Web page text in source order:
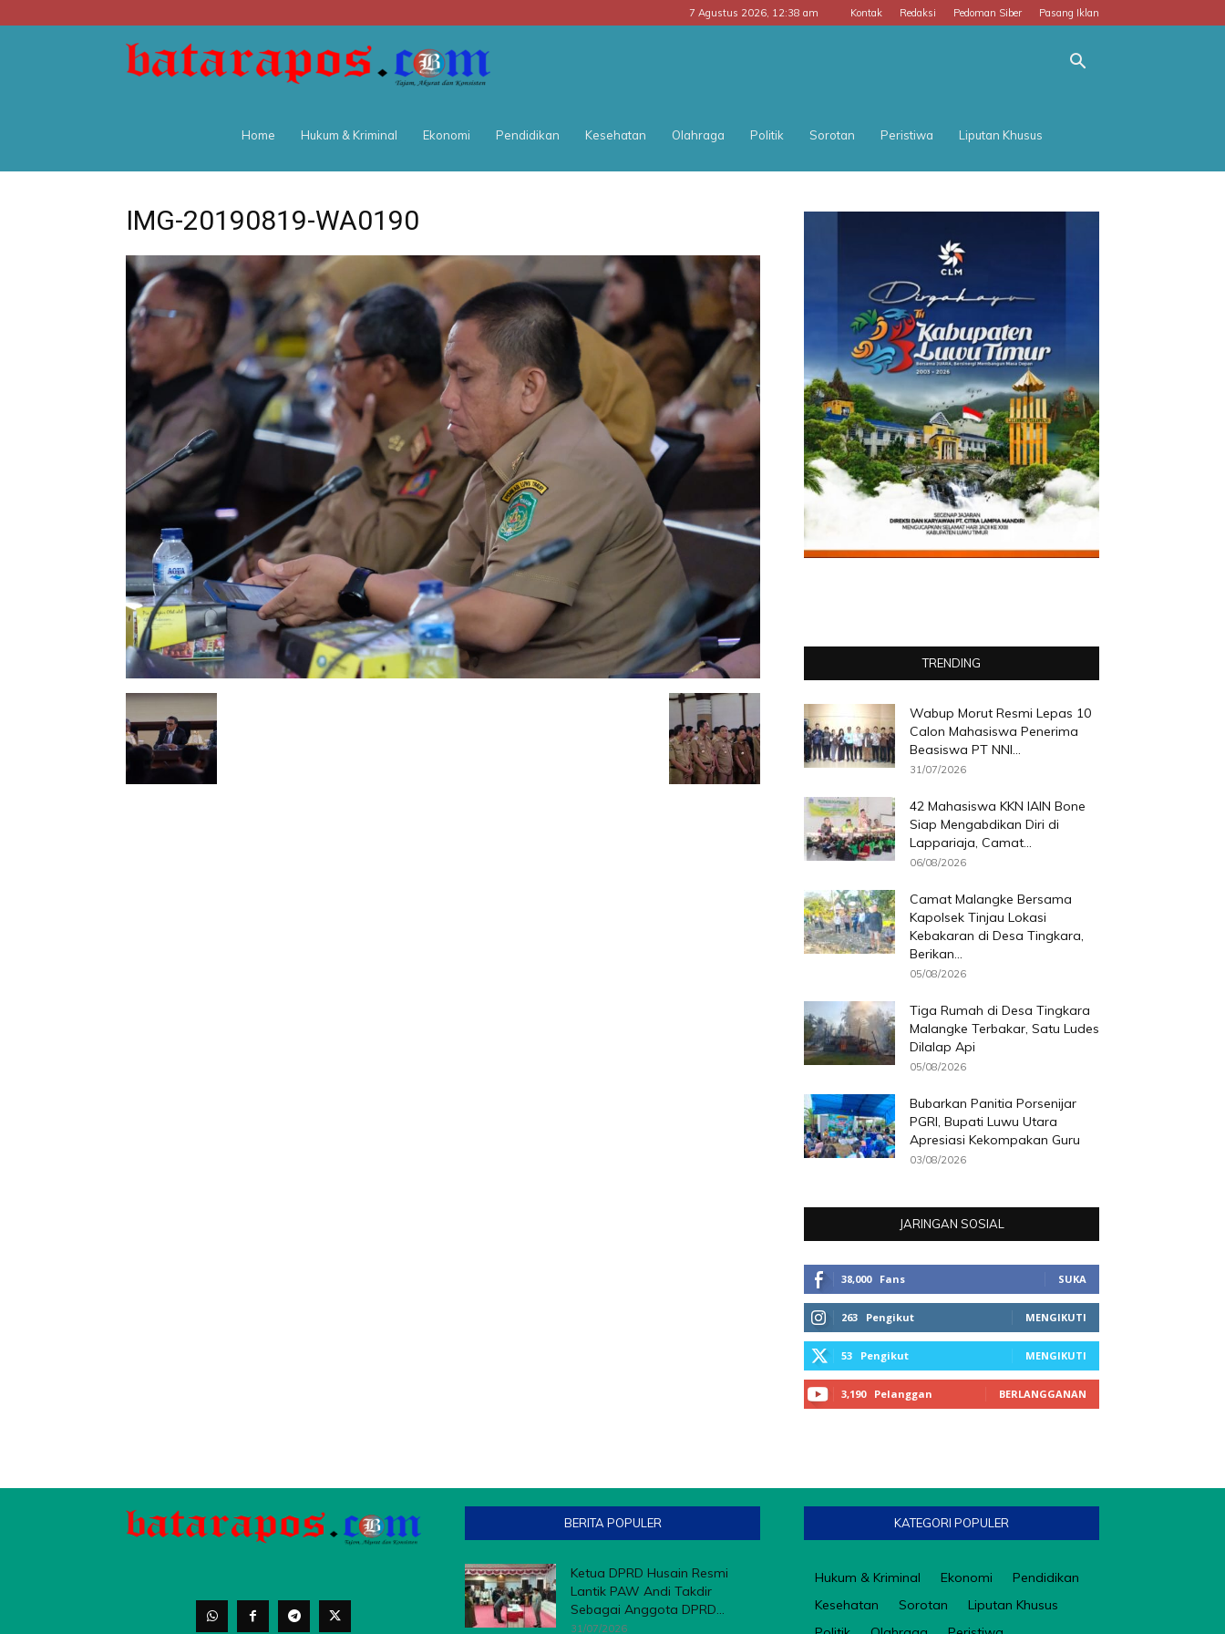
7 Agustus 2026, 12:38 am Kontak Redaksi Pedoman Siber Pasang Iklan
POS
Home Hukum & Kriminal Ekonomi Pendidikan Kesehatan Olahraga Politik Sorotan Peristiwa Liputan Khusus
IMG-20190819-WA0190
TRENDING
Wabup Morut Resmi Lepas 10
Calon Mahasiswa Penerima
Beasiswa PT NNI...
31/07/2026
42 Mahasiswa KKN IAIN Bone
Siap Mengabdikan Diri di
Lappariaja, Camat...
06/08/2026
Camat Malangke Bersama
Kapolsek Tinjau Lokasi
Kebakaran di Desa Tingkara,
Berikan...
05/08/2026
Tiga Rumah di Desa Tingkara
Malangke Terbakar, Satu Ludes
Dilalap Api
05/08/2026
Bubarkan Panitia Porsenijar
PGRI, Bupati Luwu Utara
Apresiasi Kekompakan Guru
03/08/2026
JARINGAN SOSIAL
38,000 Fans SUKA
263 Pengikut MENGIKUTI
53 Pengikut MENGIKUTI
3,190 Pelanggan BERLANGGANAN
BERITA POPULER
Ketua DPRD Husain Resmi
Lantik PAW Andi Takdir
Sebagai Anggota DPRD...
31/07/2026
KATEGORI POPULER
Hukum & Kriminal Ekonomi
Pendidikan
Kesehatan
Sorotan
Liputan Khusus